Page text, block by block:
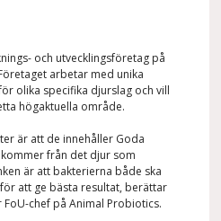
och utvecklingsföretag på
arbetar med unika
olika specifika djurslag och vill
högaktuella område.
är att de innehåller Goda
från det djur som
är att bakterierna både ska
att ge bästa resultat, berättar
FoU-chef på Animal Probiotics.